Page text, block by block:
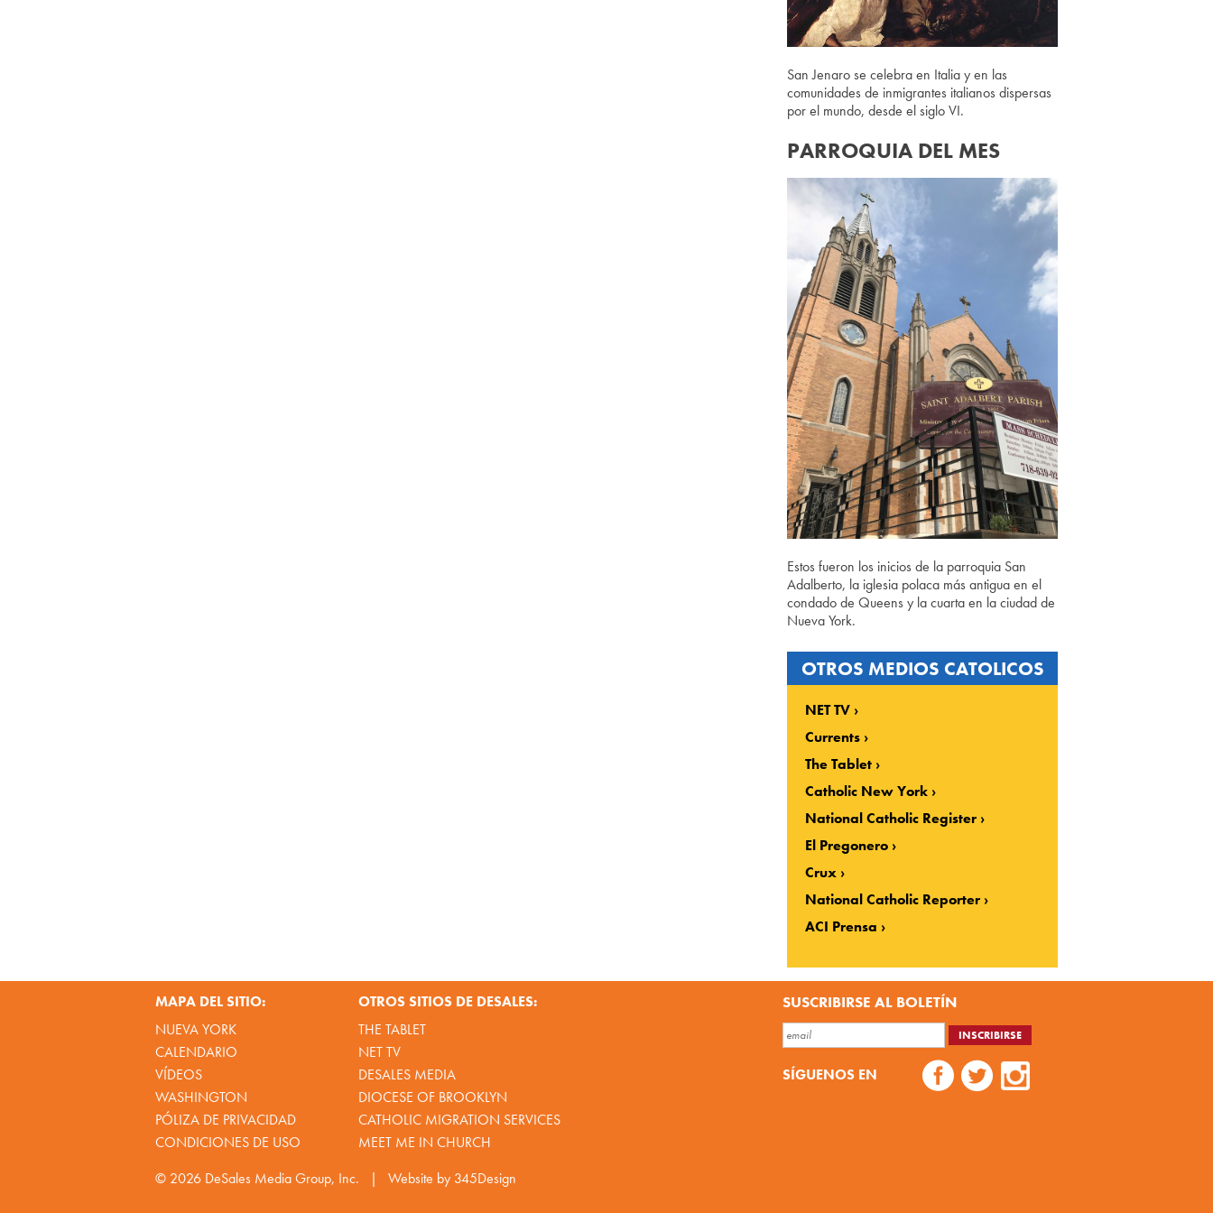
San Jenaro se celebra en Italia y en las
comunidades de inmigrantes italianos dispersas
por el mundo, desde el siglo VI.
PARROQUIA DEL MES
Estos fueron los inicios de la parroquia San
Adalberto, la iglesia polaca más antigua en el
condado de Queens y la cuarta en la ciudad de
Nueva York.
OTROS MEDIOS CATOLICOS
NET TV
Currents
The Tablet
Catholic New York
National Catholic Register
El Pregonero
Crux
National Catholic Reporter
ACI Prensa
MAPA DEL SITIO:
NUEVA YORK
CALENDARIO
VÍDEOS
WASHINGTON
PÓLIZA DE PRIVACIDAD
CONDICIONES DE USO
OTROS SITIOS DE DESALES:
THE TABLET
NET TV
DESALES MEDIA
DIOCESE OF BROOKLYN
CATHOLIC MIGRATION SERVICES
MEET ME IN CHURCH
SUSCRIBIRSE AL BOLETÍN
SÍGUENOS EN
© 2026 DeSales Media Group, Inc. | Website by 345Design